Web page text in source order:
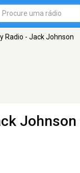
Radio - Jack Johnson
Johnson